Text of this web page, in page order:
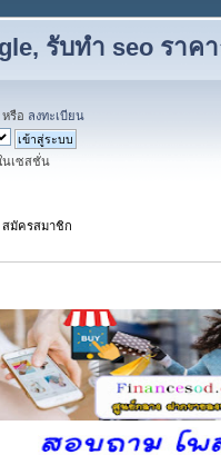
รับทำ seo ราค
หรือ ลงทะเบียน
นเซสชั่น
สมัครสมาชิก